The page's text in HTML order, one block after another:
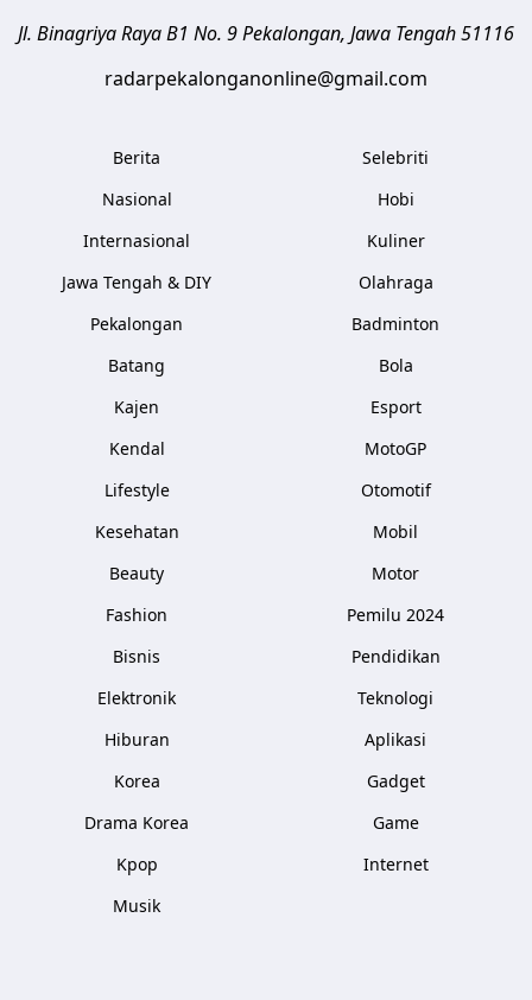
Jl. Binagriya Raya B1 No. 9Pekalongan, Jawa Tengah51116
radarpekalonganonline@gmail.com
Berita
Nasional
Internasional
Jawa Tengah & DIY
Pekalongan
Batang
Kajen
Kendal
Lifestyle
Kesehatan
Beauty
Fashion
Bisnis
Elektronik
Hiburan
Korea
Drama Korea
Kpop
Musik
Selebriti
Hobi
Kuliner
Olahraga
Badminton
Bola
Esport
MotoGP
Otomotif
Mobil
Motor
Pemilu 2024
Pendidikan
Teknologi
Aplikasi
Gadget
Game
Internet